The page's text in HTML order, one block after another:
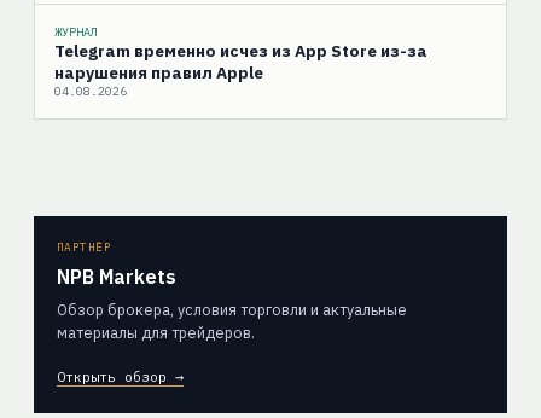
ЖУРНАЛ
Telegram временно исчез из App Store из-за
нарушения правил Apple
04.08.2026
ПАРТНЁР
NPB Markets
Обзор брокера, условия торговли и актуальные
материалы для трейдеров.
Открыть обзор →